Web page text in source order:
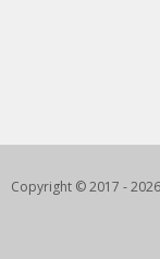
Copyright © 2017 - 2026